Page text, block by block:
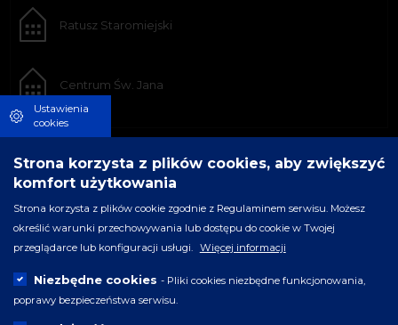
Ratusz Staromiejski
Centrum Św. Jana
Ustawienia
cookies
Strona korzysta z plików cookies, aby zwiększyć
komfort użytkowania
Strona korzysta z plików cookie zgodnie z Regulaminem serwisu. Możesz
określić warunki przechowywania lub dostępu do cookie w Twojej
przeglądarce lub konfiguracji usługi.
Więcej informacji
Niezbędne cookies - Pliki cookies niezbędne funkcjonowania,
poprawy bezpieczeństwa serwisu.